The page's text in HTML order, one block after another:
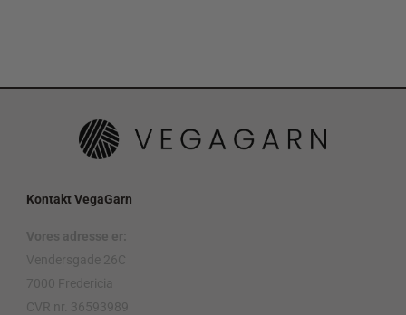
Kontakt VegaGarn
Vores adresse er:
Vendersgade 26C
7000 Fredericia
CVR nr. 36593989